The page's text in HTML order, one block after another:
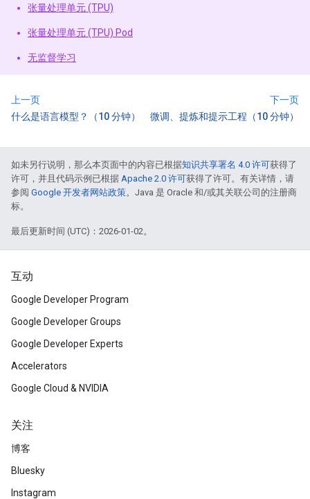
张量处理单元 (TPU)
张量处理单元 (TPU) Pod
无监督学习
上一页
什么是语言模型？（10 分钟）
下一页
微调、提炼和提示工程（10 分钟）
如未另行说明，那么本页面中的内容已根据知识共享署名 4.0 许可获得了
许可，并且代码示例已根据 Apache 2.0 许可获得了许可。有关详情，请
参阅 Google 开发者网站政策。Java 是 Oracle 和/或其关联公司的注册商
标。
最后更新时间 (UTC)：2026-01-02。
互动
Google Developer Program
Google Developer Groups
Google Developer Experts
Accelerators
Google Cloud & NVIDIA
关注
博客
Bluesky
Instagram